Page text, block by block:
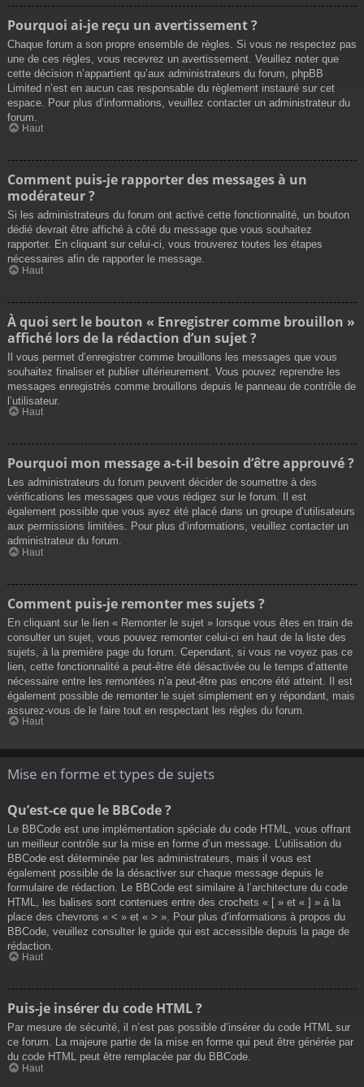
Pourquoi ai-je reçu un avertissement ?
Chaque forum a son propre ensemble de règles. Si vous ne respectez pas
une de ces règles, vous recevrez un avertissement. Veuillez noter que
cette décision n’appartient qu’aux administrateurs du forum, phpBB
Limited n’est en aucun cas responsable du règlement instauré sur cet
espace. Pour plus d’informations, veuillez contacter un administrateur du
forum.
Haut
Comment puis-je rapporter des messages à un
modérateur ?
Si les administrateurs du forum ont activé cette fonctionnalité, un bouton
dédié devrait être affiché à côté du message que vous souhaitez
rapporter. En cliquant sur celui-ci, vous trouverez toutes les étapes
nécessaires afin de rapporter le message.
Haut
À quoi sert le bouton « Enregistrer comme brouillon »
affiché lors de la rédaction d’un sujet ?
Il vous permet d’enregistrer comme brouillons les messages que vous
souhaitez finaliser et publier ultérieurement. Vous pouvez reprendre les
messages enregistrés comme brouillons depuis le panneau de contrôle de
l’utilisateur.
Haut
Pourquoi mon message a-t-il besoin d’être approuvé ?
Les administrateurs du forum peuvent décider de soumettre à des
vérifications les messages que vous rédigez sur le forum. Il est
également possible que vous ayez été placé dans un groupe d’utilisateurs
aux permissions limitées. Pour plus d’informations, veuillez contacter un
administrateur du forum.
Haut
Comment puis-je remonter mes sujets ?
En cliquant sur le lien « Remonter le sujet » lorsque vous êtes en train de
consulter un sujet, vous pouvez remonter celui-ci en haut de la liste des
sujets, à la première page du forum. Cependant, si vous ne voyez pas ce
lien, cette fonctionnalité a peut-être été désactivée ou le temps d’attente
nécessaire entre les remontées n’a peut-être pas encore été atteint. Il est
également possible de remonter le sujet simplement en y répondant, mais
assurez-vous de le faire tout en respectant les règles du forum.
Haut
Mise en forme et types de sujets
Qu’est-ce que le BBCode ?
Le BBCode est une implémentation spéciale du code HTML, vous offrant
un meilleur contrôle sur la mise en forme d’un message. L’utilisation du
BBCode est déterminée par les administrateurs, mais il vous est
également possible de la désactiver sur chaque message depuis le
formulaire de rédaction. Le BBCode est similaire à l’architecture du code
HTML, les balises sont contenues entre des crochets « [ » et « ] » à la
place des chevrons « < » et « > ». Pour plus d’informations à propos du
BBCode, veuillez consulter le guide qui est accessible depuis la page de
rédaction.
Haut
Puis-je insérer du code HTML ?
Par mesure de sécurité, il n’est pas possible d’insérer du code HTML sur
ce forum. La majeure partie de la mise en forme qui peut être générée par
du code HTML peut être remplacée par du BBCode.
Haut